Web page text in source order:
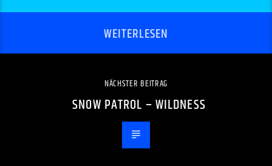
WEITERLESEN
NÄCHSTER BEITRAG
SNOW PATROL – WILDNESS